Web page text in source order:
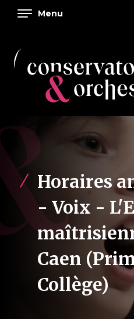
Menu
Horaires
- Voix -
Caen
Collège)